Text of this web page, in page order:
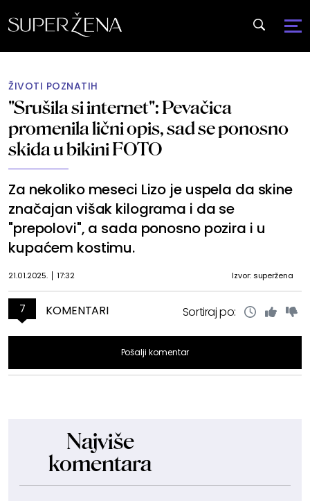
ŽIVOTI POZNATIH
"Srušila si internet": Pevačica
promenila lični opis, sad se ponosno
skida u bikini FOTO
Za nekoliko meseci Lizo je uspela da skine
značajan višak kilograma i da se
"prepolovi", a sada ponosno pozira i u
kupaćem kostimu.
21.01.2025. 17:32 Izvor: superžena
7 KOMENTARI Sortiraj po:
Pošalji komentar
Najviše
komentara